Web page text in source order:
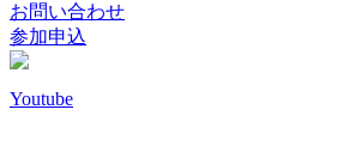
お問い合わせ
参加申込
Youtube